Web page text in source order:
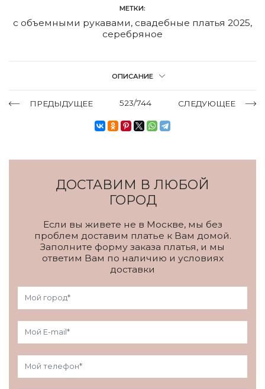
МЕТКИ:
с объемными рукавами, свадебные платья 2025,
серебряное
ОПИСАНИЕ
ПРЕДЫДУЩЕЕ 523/744 СЛЕДУЮЩЕЕ
ДОСТАВИМ В ЛЮБОЙ
ГОРОД
Если вы живете не в Москве, мы без
проблем доставим платье к Вам домой.
Заполните форму заказа платья, и мы
ответим Вам по наличию и условиях
доставки